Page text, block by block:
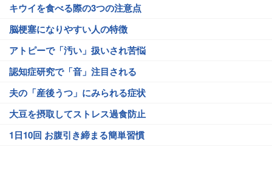
キウイを食べる際の3つの注意点
脳梗塞になりやすい人の特徴
アトピーで「汚い」扱いされ苦悩
認知症研究で「音」注目される
夫の「産後うつ」にみられる症状
大豆を摂取してストレス過食防止
1日10回 お腹引き締まる簡単習慣